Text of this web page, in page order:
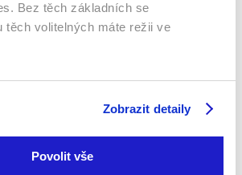
Bez těch základních se
těch volitelných máte režii ve
Zobrazit detaily
Povolit vše
až na 6 zařízeních
televizi jde odkudkoliv